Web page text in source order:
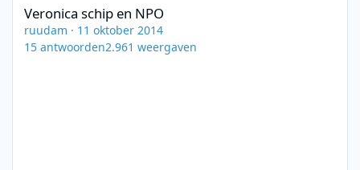
Veronica schip en NPO
ruudam · 11 oktober 2014
15 antwoorden2.961 weergaven